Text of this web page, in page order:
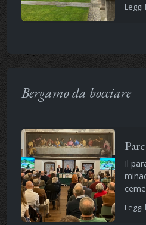
Leggi
Bergamo da bocciare
Il
Leggi